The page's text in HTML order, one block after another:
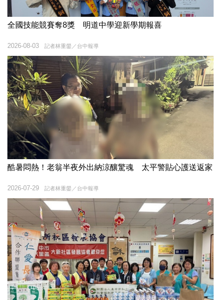
全國技能競賽奪8獎 明道中學迎新學期報喜
記者林重鎣／台中報導
2026-08-03
酷暑悶熱！老翁半夜外出納涼釀驚魂 太平警貼心護送返家
記者林重鎣／台中報導
2026-07-29